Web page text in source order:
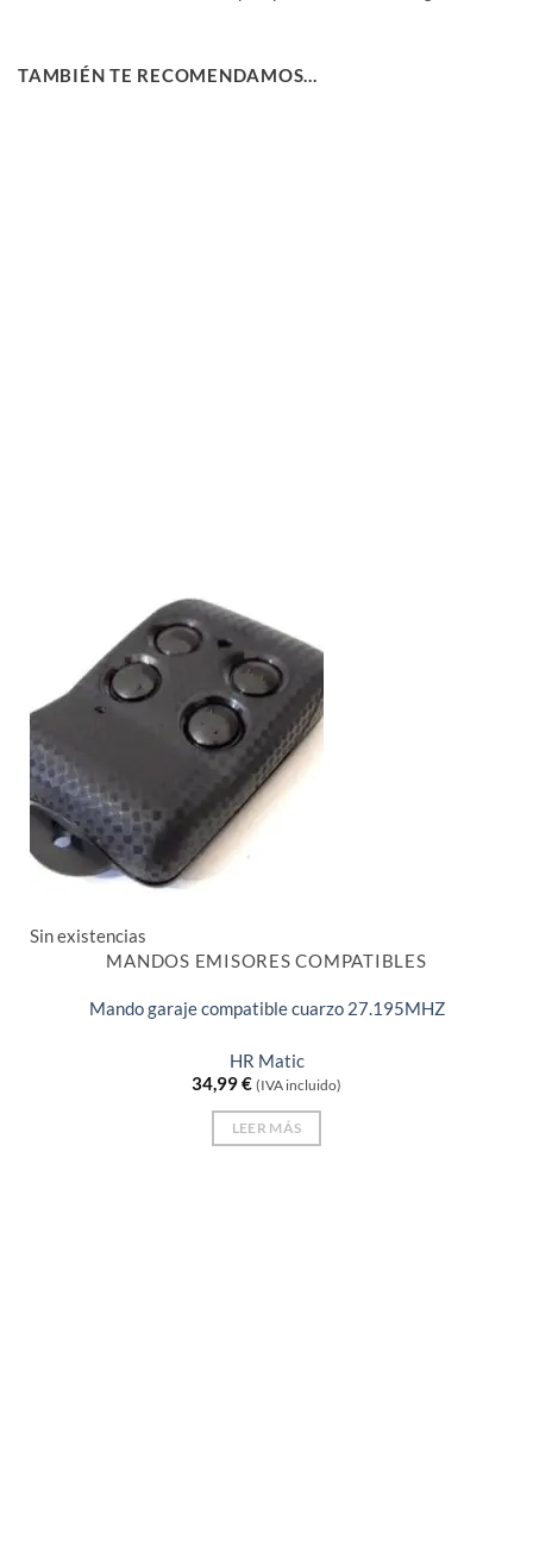
TAMBIÉN TE RECOMENDAMOS…
Sin existencias
MANDOS EMISORES COMPATIBLES
Mando garaje compatible cuarzo 27.195MHZ
HR Matic
34,99€ (IVA incluido)
LEER MÁS